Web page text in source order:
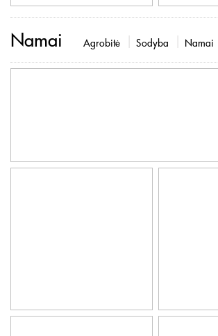
Namai Agrobitė Sodyba Namai